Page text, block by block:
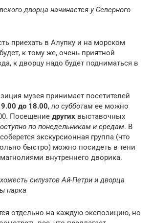
дворца начинается у Северного
приехать в Алупку и на морском
к тому же, очень приятной
к дворцу надо будет подниматься в
музея принимает посетителей
до 18.00, по субботам ее можно
Посещение других выставочных
по понедельникам и средам. В
экскурсионная группа (что
быстро) можно посидеть в тени
внутреннего дворика.
силуэтов Ай-Петри и дворца
парка
отдельно на каждую экспозицию, но